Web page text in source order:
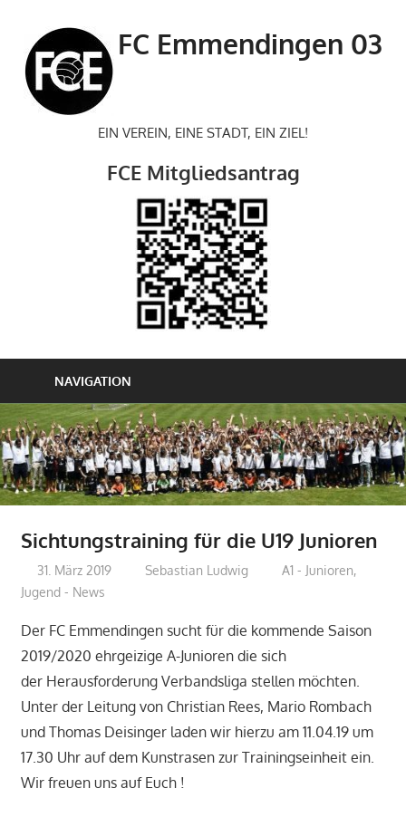
springen
FC Emmendingen 03
EIN VEREIN, EINE STADT, EIN ZIEL!
FCE Mitgliedsantrag
NAVIGATION
Sichtungstraining für die U19 Junioren
31. März 2019 Sebastian Ludwig A1 - Junioren,
Jugend - News
Der FC Emmendingen sucht für die kommende Saison
2019/2020 ehrgeizige A-Junioren die sich
der Herausforderung Verbandsliga stellen möchten.
Unter der Leitung von Christian Rees, Mario Rombach
und Thomas Deisinger laden wir hierzu am 11.04.19 um
17.30 Uhr auf dem Kunstrasen zur Trainingseinheit ein.
Wir freuen uns auf Euch !